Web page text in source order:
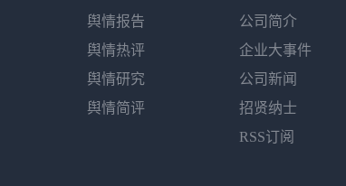
公司简介
企业大事件
公司新闻
招贤纳士
RSS订阅
舆情报告
舆情热评
舆情研究
舆情简评